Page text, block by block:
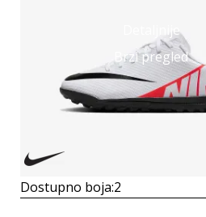
Detaljnije
Brzi pregled
Dostupno boja:2